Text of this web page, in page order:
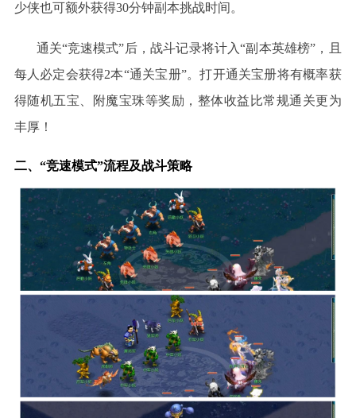
少侠也可额外获得30分钟副本挑战时间。
通关“竞速模式”后，战斗记录将计入“副本英雄榜”，且
每人必定会获得2本“通关宝册”。打开通关宝册将有概率获
得随机五宝、附魔宝珠等奖励，整体收益比常规通关更为
丰厚！
二、 “竞速模式”流程及战斗策略